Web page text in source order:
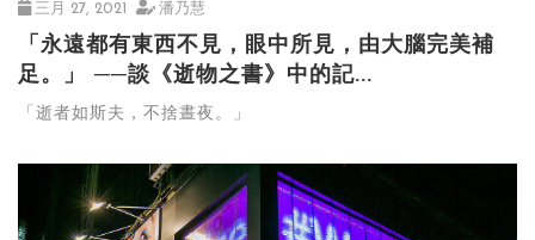
三月 27, 2021 潘乃慧
「永遠都有東西不見，眼中所見，由大腦完美補
足。」 ──談《逝物之書》中的記...
「逝者如斯夫，不捨晝夜。」